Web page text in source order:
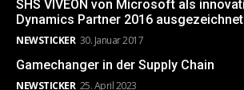
SHS VIVEON von Microsoft als
Dynamics Partner 2016 ausgezeichnet
NEWSTICKER 30. Januar 2017
Gamechanger in der Supply Chain
NEWSTICKER 25. April 2023